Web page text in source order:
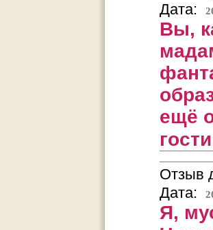
Дата:
Вы,
ещё
Отзыв
Дата:
Я,